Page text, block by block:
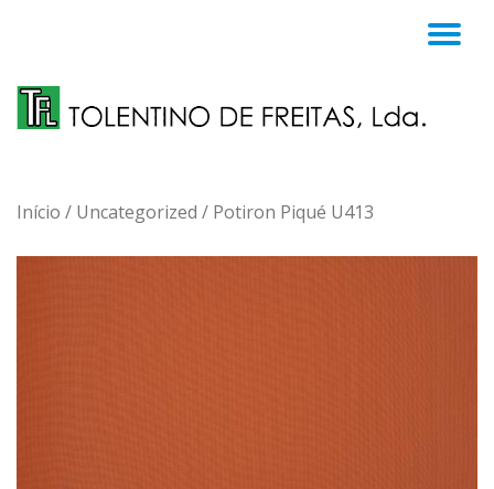
content
Início / Uncategorized / Potiron Piqué U413